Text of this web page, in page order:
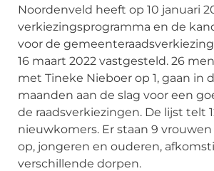
Noordenveld heeft op 10 januari
verkiezingsprogramma en de
voor de
16 maart 2022 vastgesteld. 26
met Tineke Nieboer op 1, gaan in
maanden aan de slag voor een
de raadsverkiezingen. De lijst telt
nieuwkomers. Er staan 9 vrouwen
op, jongeren en ouderen,
verschillende dorpen.